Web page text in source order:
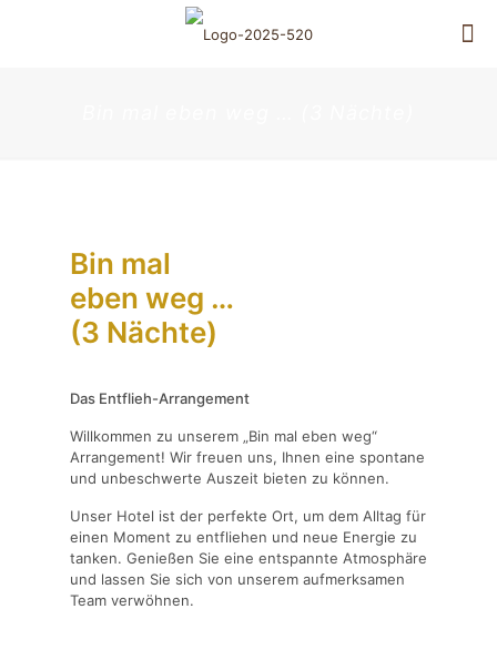
Bin mal
eben weg …
(3 Nächte)
Das Entflieh-Arrangement
Willkommen zu unserem „Bin mal eben weg“
Arrangement! Wir freuen uns, Ihnen eine spontane
und unbeschwerte Auszeit bieten zu können.
Unser Hotel ist der perfekte Ort, um dem Alltag für
einen Moment zu entfliehen und neue Energie zu
tanken. Genießen Sie eine entspannte Atmosphäre
und lassen Sie sich von unserem aufmerksamen
Team verwöhnen.